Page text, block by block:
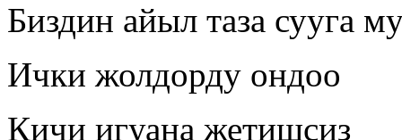
Биздин айыл таза сууга
Ички жолдорду ондоо
Кичи игуана жетишсиз